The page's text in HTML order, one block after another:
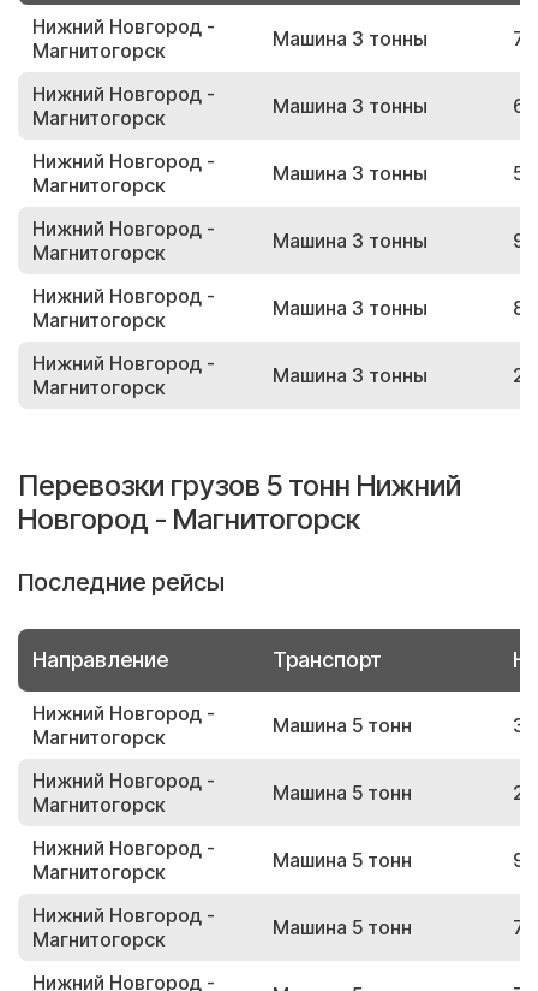
Нижний Новгород -
Магнитогорск
Машина 3 тонны
Нижний Новгород -
Магнитогорск
Машина 3 тонны
Нижний Новгород -
Магнитогорск
Машина 3 тонны
Нижний Новгород -
Магнитогорск
Машина 3 тонны
Нижний Новгород -
Магнитогорск
Машина 3 тонны
Нижний Новгород -
Магнитогорск
Машина 3 тонны
Перевозки грузов 5 тонн Нижний
Новгород - Магнитогорск
Последние рейсы
Направление Транспорт
Нижний Новгород -
Магнитогорск
Машина 5 тонн
Нижний Новгород -
Магнитогорск
Машина 5 тонн
Нижний Новгород -
Магнитогорск
Машина 5 тонн
Нижний Новгород -
Магнитогорск
Машина 5 тонн
Нижний Новгород -